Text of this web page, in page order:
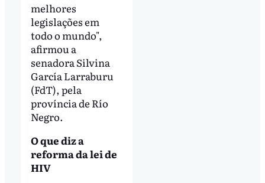
melhores
legislações em
todo o mundo",
afirmou a
senadora Silvina
García Larraburu
(FdT), pela
província de Río
Negro.
O que diz a
reforma da lei de
HIV